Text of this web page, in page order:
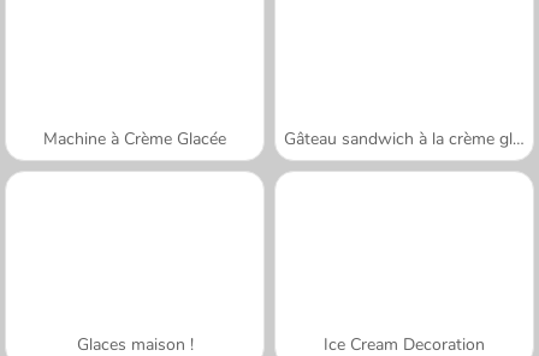
Machine à Crème Glacée Gâteau sandwich à la crème glacée
Glaces maison ! Ice Cream Decoration